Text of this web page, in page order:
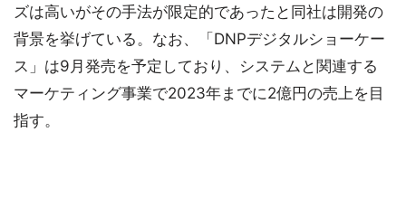
ズは高いがその手法が限定的であったと同社は開発の
背景を挙げている。なお、「DNPデジタルショーケー
ス」は9月発売を予定しており、システムと関連する
マーケティング事業で2023年までに2億円の売上を目
指す。